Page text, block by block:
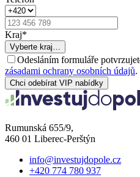
Kraj*
Vyberte kraj…
Odesláním formuláře
zásadami ochrany osobních údajů.
Chci odebírat VIP nabídky
Rumunská 655/9,
460 01 Liberec-Perštýn
info@investujdopole.cz
+420 774 780 937